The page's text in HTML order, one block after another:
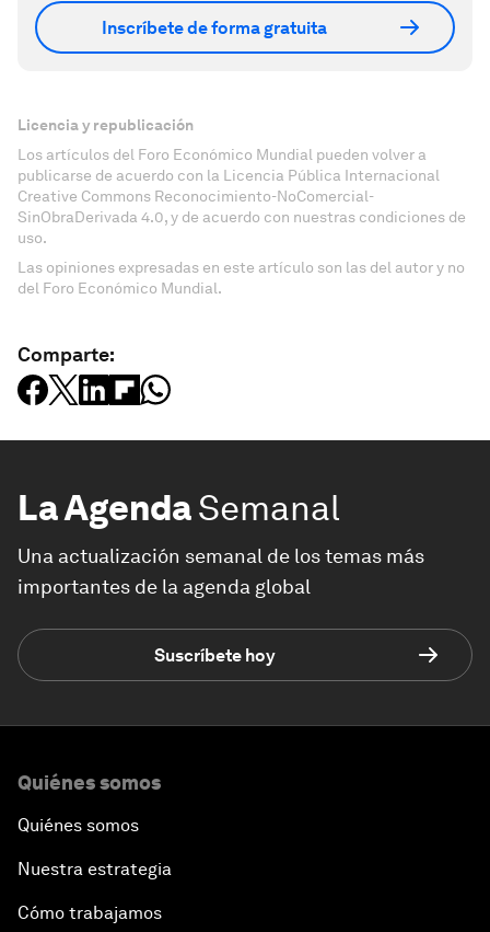
Inscríbete de forma gratuita
Licencia y republicación
Los artículos del Foro Económico Mundial pueden volver a
publicarse de acuerdo con la Licencia Pública Internacional
Creative Commons Reconocimiento-NoComercial-
SinObraDerivada 4.0, y de acuerdo con nuestras condiciones de
uso.
Las opiniones expresadas en este artículo son las del autor y no
del Foro Económico Mundial.
Comparte:
La AgendaSemanal
Una actualización semanal de los temas más
importantes de la agenda global
Suscríbete hoy
Quiénes somos
Quiénes somos
Nuestra estrategia
Cómo trabajamos